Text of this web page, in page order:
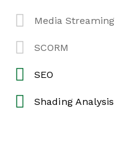
Media Streaming
SCORM
SEO
Shading Analysis